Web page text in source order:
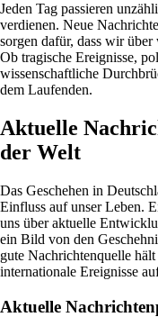
Jeden Tag passieren
verdienen. Neue
sorgen dafür, dass wir
Ob tragische Ereignisse,
wissenschaftliche
dem Laufenden.
Aktuelle
der Welt
Das Geschehen in
Einfluss auf unser Leben.
uns über aktuelle
ein Bild von den
gute Nachrichtenquelle
internationale Ereignisse
Aktuelle